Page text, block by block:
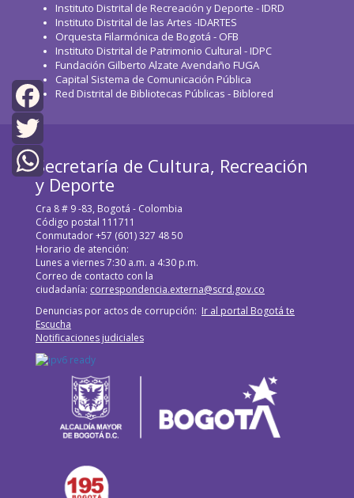
Facebook
Twitter
WhatsApp
Instituto Distrital de Recreación y Deporte - IDRD
Instituto Distrital de las Artes -IDARTES
Orquesta Filarmónica de Bogotá - OFB
Instituto Distrital de Patrimonio Cultural - IDPC
Fundación Gilberto Alzate Avendaño FUGA
Capital Sistema de Comunicación Pública
Red Distrital de Bibliotecas Públicas - Biblored
Secretaría de Cultura, Recreación
y Deporte
Cra 8 # 9 -83, Bogotá - Colombia
Código postal 111711
Conmutador +57 (601) 327 48 50
Horario de atención:
Lunes a viernes 7:30 a.m. a 4:30 p.m.
Correo de contacto con la
ciudadanía: correspondencia.externa@scrd.gov.co
Denuncias por actos de corrupción: Ir al portal Bogotá te
Escucha
Notificaciones judiciales